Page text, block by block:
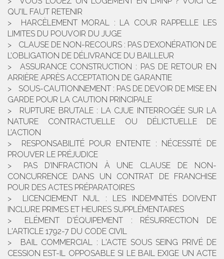
QU'IL FAUT RETENIR
HARCÈLEMENT MORAL : LA COUR RAPPELLE LES
LIMITES DU POUVOIR DU JUGE
CLAUSE DE NON-RECOURS : PAS D’EXONÉRATION DE
L’OBLIGATION DE DÉLIVRANCE DU BAILLEUR
ASSURANCE CONSTRUCTION : PAS DE RETOUR EN
ARRIÈRE APRÈS ACCEPTATION DE GARANTIE
SOUS-CAUTIONNEMENT : PAS DE DEVOIR DE MISE EN
GARDE POUR LA CAUTION PRINCIPALE
RUPTURE BRUTALE : LA CJUE INTERROGÉE SUR LA
NATURE CONTRACTUELLE OU DÉLICTUELLE DE
L’ACTION
RESPONSABILITÉ POUR ENTENTE : NÉCESSITÉ DE
PROUVER LE PRÉJUDICE
PAS D’INFRACTION À UNE CLAUSE DE NON-
CONCURRENCE DANS UN CONTRAT DE FRANCHISE
POUR DES ACTES PRÉPARATOIRES
LICENCIEMENT NUL : LES INDEMNITÉS DOIVENT
INCLURE PRIMES ET HEURES SUPPLÉMENTAIRES
ELÉMENT D'ÉQUIPEMENT : RÉSURRECTION DE
L'ARTICLE 1792-7 DU CODE CIVIL
BAIL COMMERCIAL : L'ACTE SOUS SEING PRIVÉ DE
CESSION EST-IL OPPOSABLE SI LE BAIL EXIGE UN ACTE